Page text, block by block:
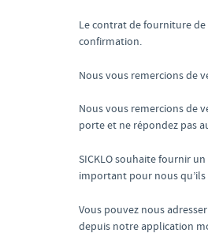
Le contrat de fourniture de
confirmation.
Nous vous remercions de
Nous vous remercions de
porte et ne répondez pas
SICKLO souhaite fournir
important pour nous
Vous pouvez nous
depuis notre application